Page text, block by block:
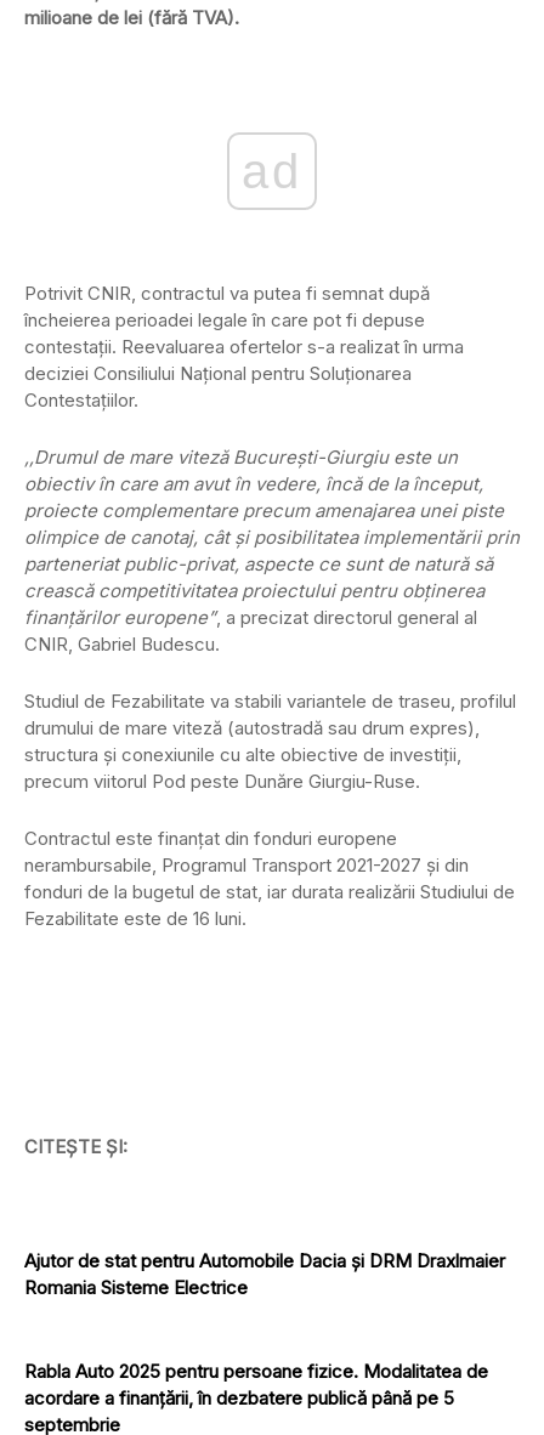
milioane de lei (fără TVA).
ad
Potrivit CNIR, contractul va putea fi semnat după
încheierea perioadei legale în care pot fi depuse
contestații. Reevaluarea ofertelor s-a realizat în urma
deciziei Consiliului Național pentru Soluționarea
Contestațiilor.
,,Drumul de mare viteză București-Giurgiu este un
obiectiv în care am avut în vedere, încă de la început,
proiecte complementare precum amenajarea unei piste
olimpice de canotaj, cât și posibilitatea implementării prin
parteneriat public-privat, aspecte ce sunt de natură să
crească competitivitatea proiectului pentru obținerea
finanțărilor europene”, a precizat directorul general al
CNIR, Gabriel Budescu.
Studiul de Fezabilitate va stabili variantele de traseu, profilul
drumului de mare viteză (autostradă sau drum expres),
structura și conexiunile cu alte obiective de investiții,
precum viitorul Pod peste Dunăre Giurgiu-Ruse.
Contractul este finanțat din fonduri europene
nerambursabile, Programul Transport 2021-2027 și din
fonduri de la bugetul de stat, iar durata realizării Studiului de
Fezabilitate este de 16 luni.
CITEȘTE ȘI:
Ajutor de stat pentru Automobile Dacia și DRM Draxlmaier
Romania Sisteme Electrice
Rabla Auto 2025 pentru persoane fizice. Modalitatea de
acordare a finanțării, în dezbatere publică până pe 5
septembrie